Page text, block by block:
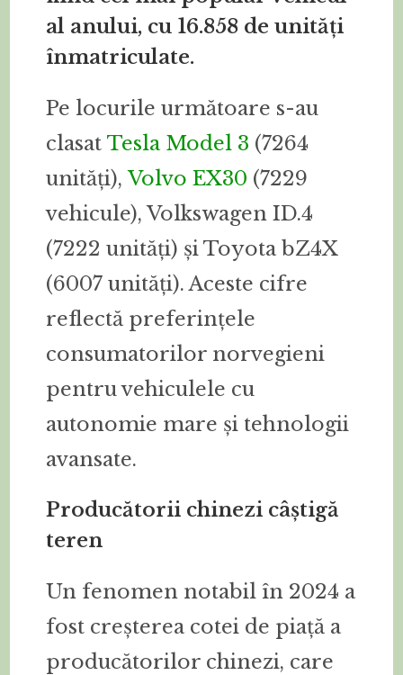
al anului, cu 16.858 de unități
înmatriculate.
Pe locurile următoare s-au
clasatTesla Model 3 (7264
unități),Volvo EX30 (7229
vehicule), Volkswagen ID.4
(7222 unități) și Toyota bZ4X
(6007 unități). Aceste cifre
reflectă preferințele
consumatorilor norvegieni
pentru vehiculele cu
autonomie mare și tehnologii
avansate.
Producătorii chinezi câștigă
teren
Un fenomen notabil în 2024 a
fost creșterea cotei de piață a
producătorilor chinezi, care